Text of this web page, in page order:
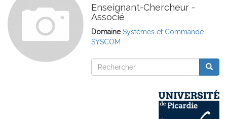
Enseignant-Chercheur -
Associé
DomaineSystèmes et Commande -
SYSCOM
Rechercher